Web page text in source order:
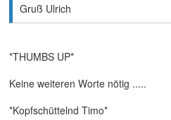
Gruß Ulrich
*THUMBS UP*
Keine weiteren Worte nötig .....
*Kopfschüttelnd Timo*